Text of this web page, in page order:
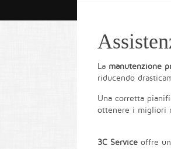
La manutenzione
riducendo
Una corretta
ottenere i migliori
3C Service offre